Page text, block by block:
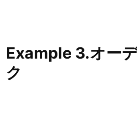
Example 3.オー
ク